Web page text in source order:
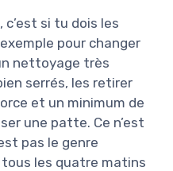
si tu dois les
pour changer
nettoyage très
serrés, les retirer
et un minimum de
une patte. Ce n’est
pas le genre
tous les quatre matins